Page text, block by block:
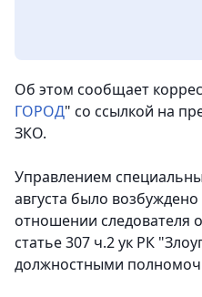
Об этом сообщает
ГОРОД" со ссылкой на
ЗКО.
Управлением
августа было
отношении следователя
статье 307 ч.2 ук РК
должностными